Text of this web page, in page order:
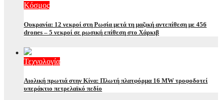
Κόσμος
Ουκρανία: 12 νεκροί στη Ρωσία μετά τη μαζική αντεπίθεση με 456
drones – 5 νεκροί σε ρωσική επίθεση στο Χάρκιβ
Τεχνολογία
Αιολική πρωτιά στην Κίνα: Πλωτή πλατφόρμα 16 MW τροφοδοτεί
υπεράκτιο πετρελαϊκό πεδίο